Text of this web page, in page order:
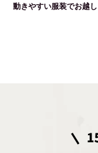
動きやすい服装でお越